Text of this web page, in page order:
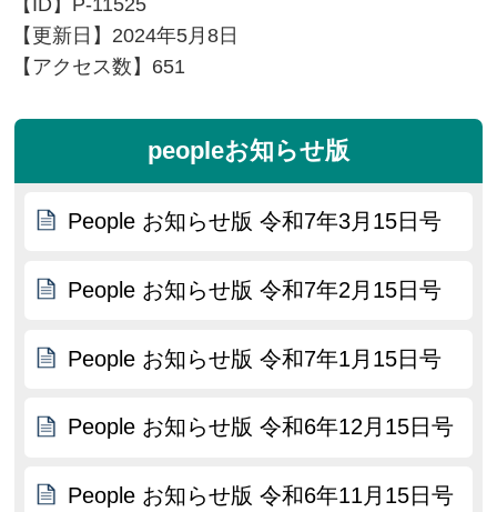
【更新日】 2024年5月8日
【アクセス数】 651
peopleお知らせ版
People お知らせ版 令和7年3月15日号
People お知らせ版 令和7年2月15日号
People お知らせ版 令和7年1月15日号
People お知らせ版 令和6年12月15日号
People お知らせ版 令和6年11月15日号